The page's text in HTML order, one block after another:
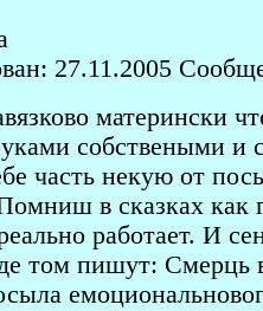
27.11.2005
матерински
собствеными
часть некую от
в сказках как
работает. И
том пишут: Смерць